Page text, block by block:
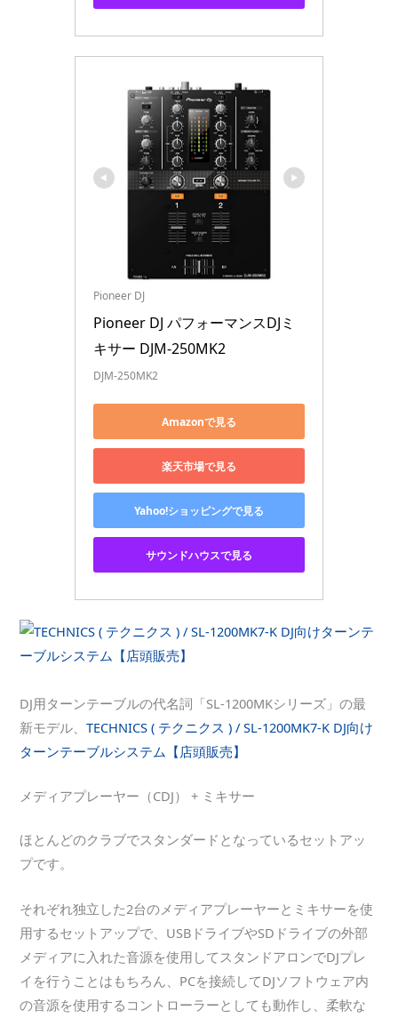
Pioneer DJ
Pioneer DJ パフォーマンスDJミ
キサー DJM-250MK2
DJM-250MK2
Amazonで見る
楽天市場で見る
Yahoo!ショッピングで見る
サウンドハウスで見る
DJ用ターンテーブルの代名詞「SL-1200MKシリーズ」の最
新モデル、TECHNICS ( テクニクス ) / SL-1200MK7-K DJ向け
ターンテーブルシステム【店頭販売】
メディアプレーヤー（CDJ） + ミキサー
ほとんどのクラブでスタンダードとなっているセットアッ
プです。
それぞれ独立した2台のメディアプレーヤーとミキサーを使
用するセットアップで、USBドライブやSDドライブの外部
メディアに入れた音源を使用してスタンドアロンでDJプレ
イを行うことはもちろん、PCを接続してDJソフトウェア内
の音源を使用するコントローラーとしても動作し、柔軟な